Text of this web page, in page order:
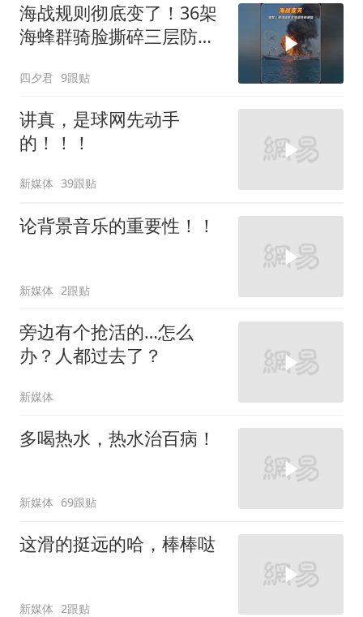
海战规则彻底变了！36架
海蜂群骑脸撕碎三层防空
四夕君 9跟贴
讲真，是球网先动手
的！！！
新媒体 39跟贴
论背景音乐的重要性！！
新媒体 2跟贴
旁边有个抢活的…怎么
办？人都过去了？
新媒体
多喝热水，热水治百病！
新媒体 69跟贴
这滑的挺远的哈，棒棒哒
新媒体 2跟贴